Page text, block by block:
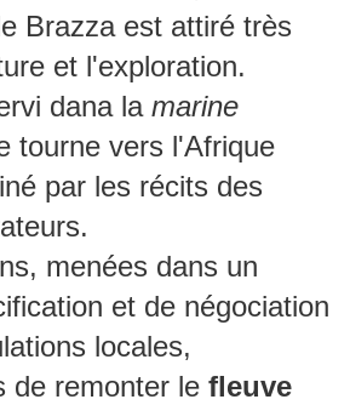
Brazza est attiré très
et l'exploration.
dana la marine
tourne vers l'Afrique
par les récits des
menées dans un
et de négociation
locales,
de remonter le fleuve